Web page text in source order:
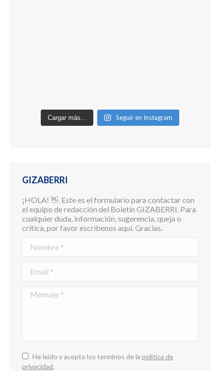
Cargar más... Seguir en Instagram
GIZABERRI
¡HOLA! 👋. Este es el formulario para contactar con
el equipo de redacción del Boletín GIZABERRI. Para
cualquier duda, información, sugerencia, queja o
crítica, por favor escríbenos aquí. Gracias.
Mensaje *
He leído y acepto los terminos de la politica de
privacidad.